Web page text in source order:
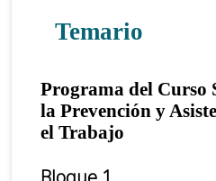
Temario
Programa del Curso
la Prevención y
el Trabajo